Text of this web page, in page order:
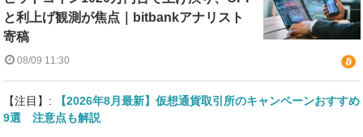
と利上げ観測が焦点｜bitbankアナリスト
寄稿
08/09 11:30
【注目】:
【2026年8月最新】仮想通貨取引所のキャンペーンおすすめ
9選 注意点も解説